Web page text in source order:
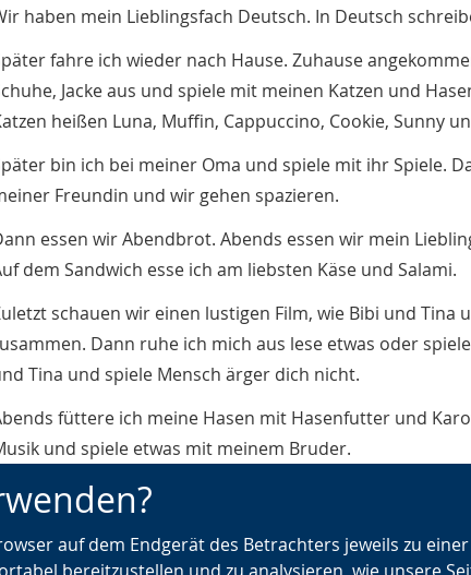
auf dem Endgerät des Betrachters jeweils zu
haben mein Lieblingsfach Deutsch. In Deutsch
fahre ich wieder nach Hause. Zuhause
Jacke aus und spiele mit meinen Katzen und
heißen Luna, Muffin, Cappuccino, Cookie, Sunny
bin ich bei meiner Oma und spiele mit ihr Spiele.
Freundin und wir gehen spazieren.
essen wir Abendbrot. Abends essen wir mein
dem Sandwich esse ich am liebsten Käse und Salami.
schauen wir einen lustigen Film, wie Bibi und Tina
Dann ruhe ich mich aus lese etwas oder
Tina und spiele Mensch ärger dich nicht.
füttere ich meine Hasen mit Hasenfutter und
und spiele etwas mit meinem Bruder.